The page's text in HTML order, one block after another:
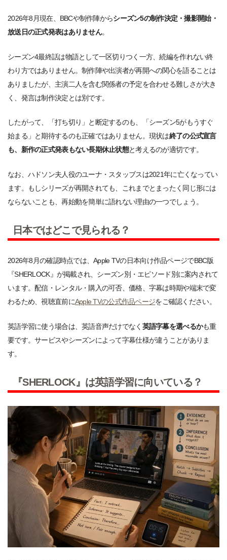
2026年8月現在、BBCや制作陣からシーズン5の制作決定・撮影開始・
放送日の正式発表はありません。
シーズン4最終話は物語として一区切りつく一方、続編を作れない終
わり方ではありません。制作陣や出演者が再開への関心を語ることは
ありましたが、主演二人を含む関係者の予定を合わせる難しさが大き
く、発言は制作決定とは別です。
したがって、「打ち切り」と断定するのも、「シーズン5がもうすぐ
始まる」と期待するのも正確ではありません。現状は終了の公式宣言
も、新作の正式発表もない長期休止状態と考えるのが適切です。
なお、ハドソン夫人役のユーナ・スタッブスは2021年に亡くなってい
ます。もしシリーズが再開されても、これまでとまったく同じ形には
ならないことも、再始動を簡単に語れない理由の一つでしょう。
日本ではどこで見られる？
2026年8月の確認時点では、Apple TVの日本向け作品ページでBBC版
『SHERLOCK』が掲載され、シーズン別・エピソード別に案内されて
います。配信・レンタル・購入の可否、価格、字幕は時期や端末で変
わるため、視聴直前にApple TVの公式作品ページをご確認ください。
英語学習に使う場合は、英語音声だけでなく 英語字幕を選べるかも重
要です。サービスやシーズンによって字幕仕様が違うことがありま
す。
『SHERLOCK』は英語学習に向いている？